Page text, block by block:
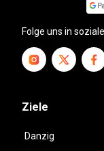
Folge uns in
Ziele
Danzig